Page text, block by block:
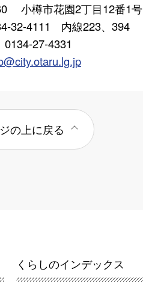
小樽市花園2丁目12番1号
32-4111 内線223、394
27-4331
の上に戻る
くらしのインデックス